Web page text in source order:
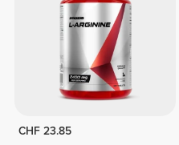
CHF 23.85